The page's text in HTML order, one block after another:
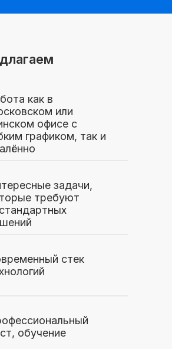
как в
или
офисе с
графиком, так и
задачи,
требуют
стек
обучение